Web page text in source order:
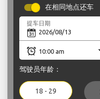
在相同地点还车
提车日期
驾驶员年龄：
18 - 29